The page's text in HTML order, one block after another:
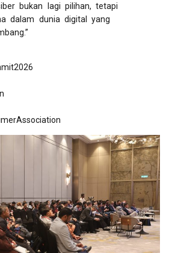
bukan lagi pilihan, tetapi
dalam dunia digital yang